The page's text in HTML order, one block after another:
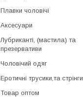
Плавки чоловічі
Аксесуари
Лубриканті, (мастила) та
презервативи
Чоловічий одяг
Еротичні трусики,та стрінги
Товар оптом